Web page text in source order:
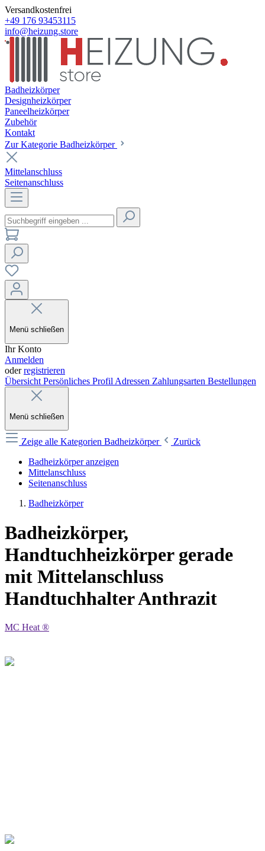
Versandkostenfrei
+49 176 93453115
info@heizung.store
Badheizkörper
Designheizkörper
Paneelheizkörper
Zubehör
Kontakt
Zur Kategorie Badheizkörper
Mittelanschluss
Seitenanschluss
Menü schließen
Ihr Konto
Anmelden
oderregistrieren
Übersicht Persönliches Profil Adressen Zahlungsarten Bestellungen
Menü schließen
Zeige alle Kategorien Badheizkörper
Zurück
Badheizkörper anzeigen
Mittelanschluss
Seitenanschluss
Badheizkörper
Badheizkörper,
Handtuchheizkörper gerade
mit Mittelanschluss
Handtuchhalter Anthrazit
MC Heat ®